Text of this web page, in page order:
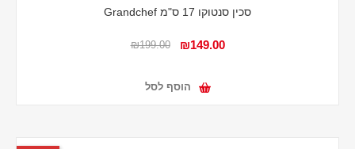
סכין סנטוקו 17 ס"מ Grandchef
₪149.00
₪199.00
הוסף לסל